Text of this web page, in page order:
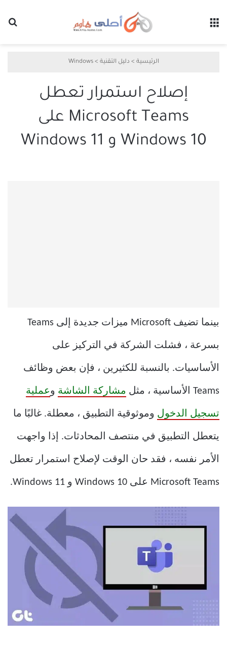
الرئيسية > دليل التقنية >
Windows
إصلاح استمرار تعطل
Microsoft Teams على
Windows 10 و Windows 11
بينما تضيف Microsoft ميزات جديدة إلى Teams
بسرعة ، فشلت الشركة في التركيز على
الأساسيات. بالنسبة للكثيرين ، فإن بعض وظائف
Teams الأساسية ، مثل مشاركة الشاشة وعملية
تسجيل الدخول وموثوقية التطبيق ، معطلة. غالبًا ما
يتعطل التطبيق في منتصف المحادثات. إذا واجهت
الأمر نفسه ، فقد حان الوقت لإصلاح استمرار تعطل
Microsoft Teams على Windows 10 و Windows 11.